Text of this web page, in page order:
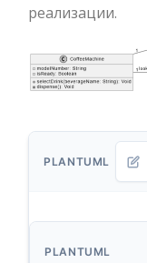
реализации.
PLANTUML
PLANTUML